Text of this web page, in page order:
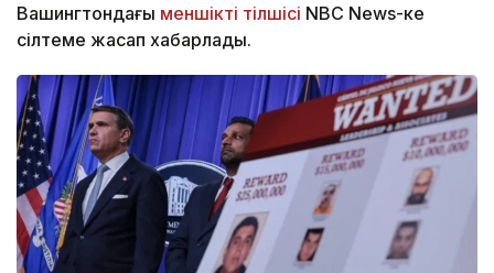
Вашингтондағы меншікті тілшісі NBC News-ке
сілтеме жасап хабарлады.